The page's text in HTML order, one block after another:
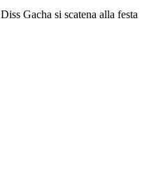
Diss Gacha si scatena alla festa